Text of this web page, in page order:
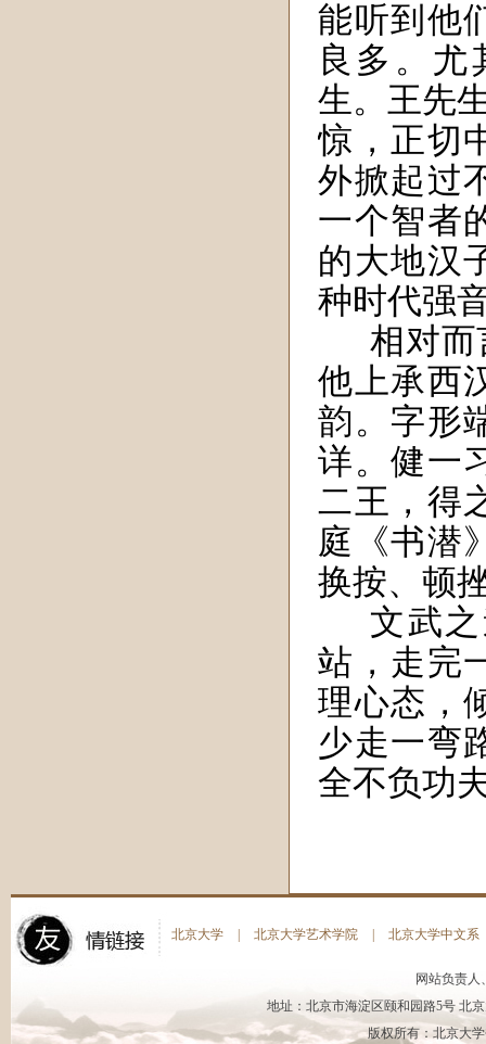
能听到他
良多。尤
生。王先
惊，正切
外掀起过
一个智者
的大地汉
种时代强
相对而
他上承西
韵。字形
详。健一
二王，得
庭《书潜
换按、顿
文武
站，走完
理心态，
少走一弯
全不负功
北京大学 北京大学艺术学院 北京大学中文系
网站负责
地址：北京市海淀区颐和园路5号 北
版权所有：北京大